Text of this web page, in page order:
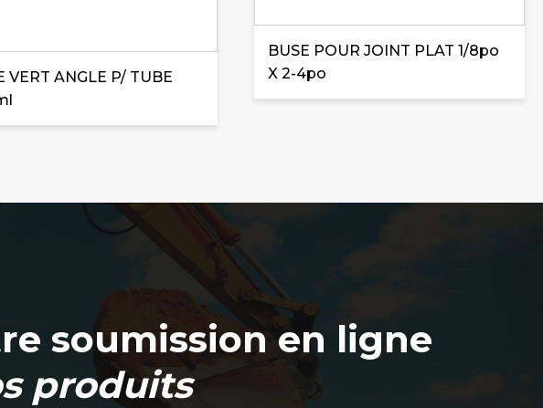
VERT ANGLE P/ TUBE
BUSE POUR JOINT PLAT 1/8po
X 2-4po
soumission en ligne
produits